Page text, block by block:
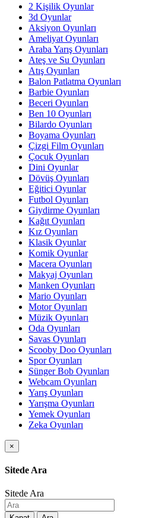
2 Kişilik Oyunlar
3d Oyunlar
Aksiyon Oyunları
Ameliyat Oyunları
Araba Yarış Oyunları
Ateş ve Su Oyunları
Atış Oyunları
Balon Patlatma Oyunları
Barbie Oyunları
Beceri Oyunları
Ben 10 Oyunları
Bilardo Oyunları
Boyama Oyunları
Çizgi Film Oyunları
Çocuk Oyunları
Dini Oyunlar
Dövüş Oyunları
Eğitici Oyunlar
Futbol Oyunları
Giydirme Oyunları
Kağıt Oyunları
Kız Oyunları
Klasik Oyunlar
Komik Oyunlar
Macera Oyunları
Makyaj Oyunları
Manken Oyunları
Mario Oyunları
Motor Oyunları
Müzik Oyunları
Oda Oyunları
Savas Oyunları
Scooby Doo Oyunları
Spor Oyunları
Sünger Bob Oyunları
Webcam Oyunları
Yarış Oyunları
Yarışma Oyunları
Yemek Oyunları
Zeka Oyunları
×
Sitede Ara
Sitede Ara